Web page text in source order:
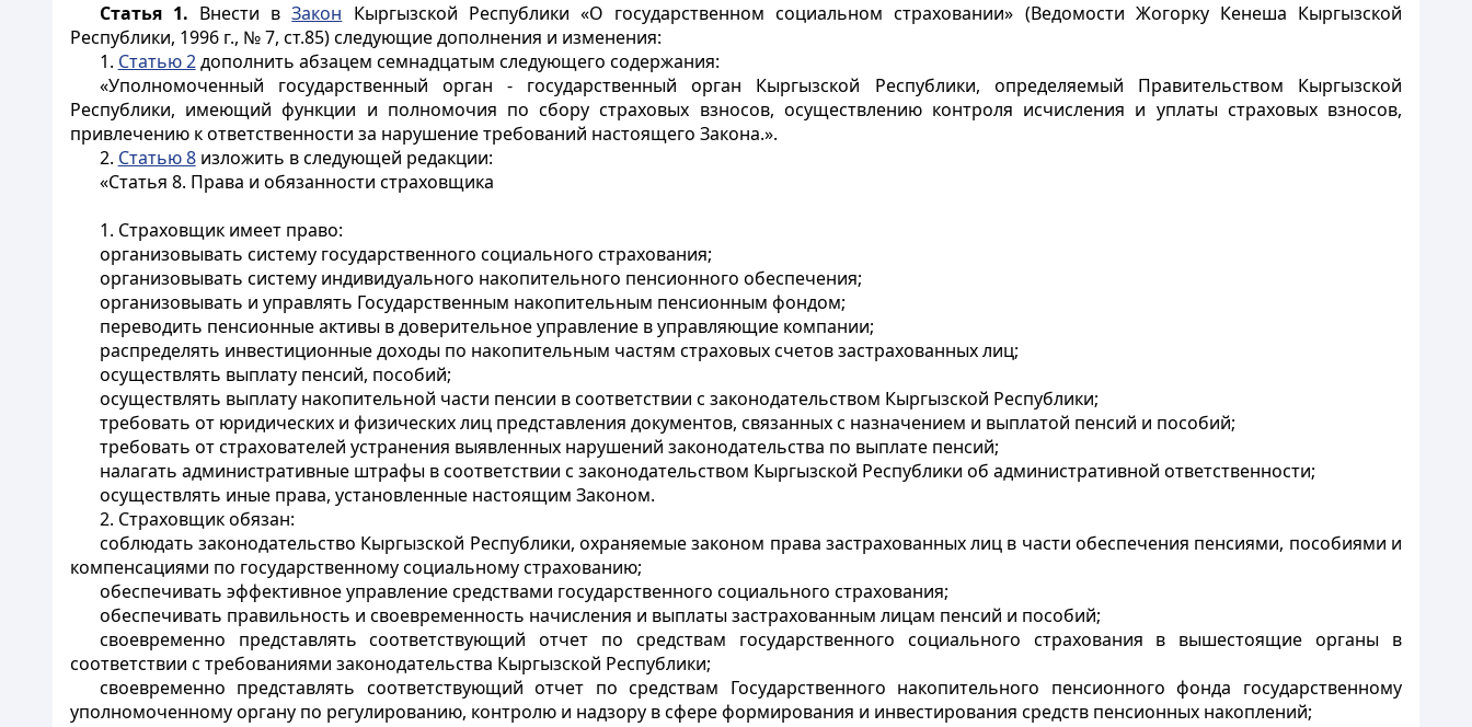
Статья 1. Внести вЗакон Кыргызской Республики «О государственном социальном страховании» (Ведомости Жогорку Кенеша Кыргызской
Республики, 1996 г., № 7, ст.85) следующие дополнения и изменения:
1. Статью 2дополнить абзацем семнадцатым следующего содержания:
«Уполномоченный государственный орган - государственный орган Кыргызской Республики, определяемый Правительством Кыргызской
Республики, имеющий функции и полномочия по сбору страховых взносов, осуществлению контроля исчисления и уплаты страховых взносов,
привлечению к ответственности за нарушение требований настоящего Закона.».
2. Статью 8изложить в следующей редакции:
«Статья 8. Права и обязанности страховщика
1. Страховщик имеет право:
организовывать систему государственного социального страхования;
организовывать систему индивидуального накопительного пенсионного обеспечения;
организовывать и управлять Государственным накопительным пенсионным фондом;
переводить пенсионные активы в доверительное управление в управляющие компании;
распределять инвестиционные доходы по накопительным частям страховых счетов застрахованных лиц;
осуществлять выплату пенсий, пособий;
осуществлять выплату накопительной части пенсии в соответствии с законодательством Кыргызской Республики;
требовать от юридических и физических лиц представления документов, связанных с назначением и выплатой пенсий и пособий;
требовать от страхователей устранения выявленных нарушений законодательства по выплате пенсий;
налагать административные штрафы в соответствии с законодательством Кыргызской Республики об административной ответственности;
осуществлять иные права, установленные настоящим Законом.
2. Страховщик обязан:
соблюдать законодательство Кыргызской Республики, охраняемые законом права застрахованных лиц в части обеспечения пенсиями, пособиями и
компенсациями по государственному социальному страхованию;
обеспечивать эффективное управление средствами государственного социального страхования;
обеспечивать правильность и своевременность начисления и выплаты застрахованным лицам пенсий и пособий;
своевременно представлять соответствующий отчет по средствам государственного социального страхования в вышестоящие органы в
соответствии с требованиями законодательства Кыргызской Республики;
своевременно представлять соответствующий отчет по средствам Государственного накопительного пенсионного фонда государственному
уполномоченному органу по регулированию, контролю и надзору в сфере формирования и инвестирования средств пенсионных накоплений;